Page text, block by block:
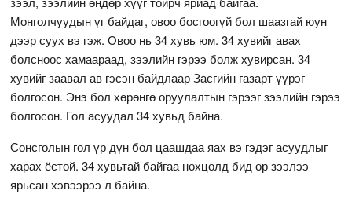
Монголчуудын үг байдаг, овоо босгоогүй бол шаазгай юун
дээр суух вэ гэж. Овоо нь 34 хувь юм. 34 хувийг авах
болсноос хамаараад, зээлийн гэрээ болж хувирсан. 34
хувийг заавал ав гэсэн байдлаар Засгийн газарт үүрэг
болгосон. Энэ бол хөрөнгө оруулалтын гэрээг зээлийн гэрээ
болгосон. Гол асуудал 34 хувьд байна.
Сонсголын гол үр дүн бол цаашдаа яах вэ гэдэг асуудлыг
харах ёстой. 34 хувьтай байгаа нөхцөлд бид өр зээлээ
ярьсан хэвээрээ л байна.